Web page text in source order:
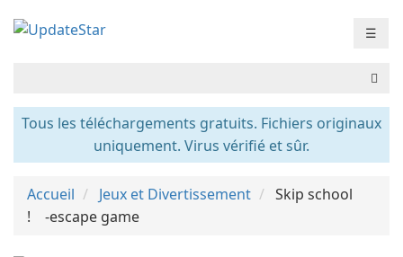
☰
Tous les téléchargements gratuits. Fichiers originaux
uniquement. Virus vérifié et sûr.
Accueil Jeux et Divertissement
Skip school
! -escape game